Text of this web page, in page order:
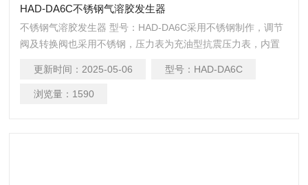
HAD-DA6C不锈钢气溶胶发生器
不锈钢气溶胶发生器 型号：HAD-DA6C采用不锈钢制作，调节
阀及转换阀也采用不锈钢，压力表为充油型抗震压力表，内置
Nozzles喷嘴将PAO或DOP溶液雾化，使其产生浓度的气溶胶。
更新时间： 2025-05-06 型号： HAD-DA6C
浏览量： 1590